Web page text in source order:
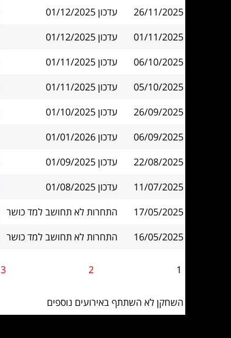
26/11/2025
עדכון 01/12/2025
01/11/2025
עדכון 01/12/2025
06/10/2025
עדכון 01/11/2025
05/10/2025
עדכון 01/11/2025
26/09/2025
עדכון 01/10/2025
06/09/2025
עדכון 01/01/2026
22/08/2025
עדכון 01/09/2025
11/07/2025
עדכון 01/08/2025
17/05/2025
התחרות לא תחושב למד כושר
16/05/2025
התחרות לא תחושב למד כושר
1
2
3
השחקן לא השתתף באירועים נוספים